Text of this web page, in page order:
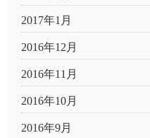
2017年1月
2016年12月
2016年11月
2016年10月
2016年9月